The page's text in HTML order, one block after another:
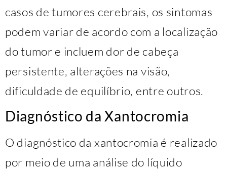
casos de tumores cerebrais, os sintomas
podem variar de acordo com a localização
do tumor e incluem dor de cabeça
persistente, alterações na visão,
dificuldade de equilíbrio, entre outros.
Diagnóstico da Xantocromia
O diagnóstico da xantocromia é realizado
por meio de uma análise do líquido